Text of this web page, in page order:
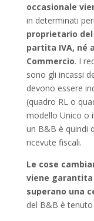
occasionale
in determinati
proprietario
partita IVA, né
Commercio. I
sono gli incassi
devono essere
(quadro RL o
modello Unico o
un B&B è quindi
ricevute fiscali.
Le cose
viene
superano una
del B&B è tenuto